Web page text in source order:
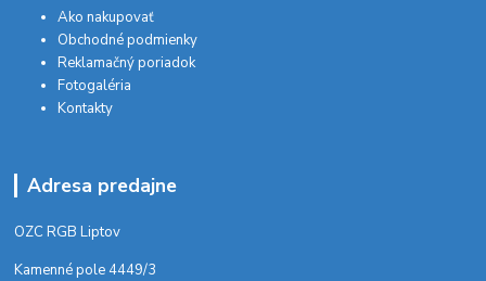
Ako nakupovať
Obchodné podmienky
Reklamačný poriadok
Fotogaléria
Kontakty
Adresa predajne
OZC RGB Liptov
Kamenné pole 4449/3